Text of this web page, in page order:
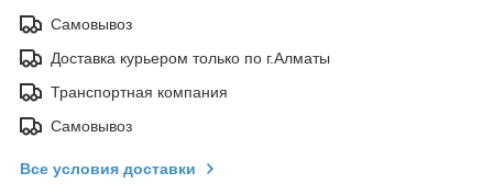
Самовывоз
Доставка курьером только по г.Алматы
Транспортная компания
Самовывоз
Все условия доставки